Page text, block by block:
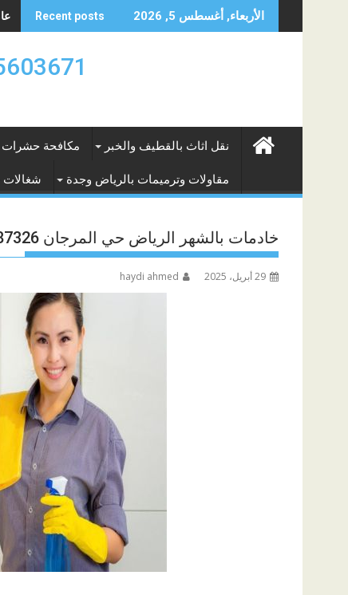
to
الأربعاء, أغسطس 5, 2026 Recent posts
0565603671 ارقام عاملات
نقل اثاث بالقطيف والخبر مكافحة حشرات
مقاولات وترميمات بالرياض وجدة شغالات
خادمات بالشهر الرياض حي المرجان 0574587326
29 أبريل، 2025 haydi ahmed